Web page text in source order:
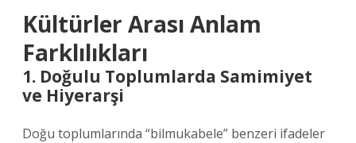
Kültürler Arası Anlam
Farklılıkları
1. Doğulu Toplumlarda Samimiyet
ve Hiyerarşi
Doğu toplumlarında “bilmukabele” benzeri ifadeler